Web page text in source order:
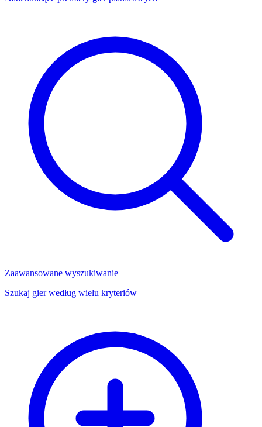
Zaawansowane wyszukiwanie
Szukaj gier według wielu kryteriów